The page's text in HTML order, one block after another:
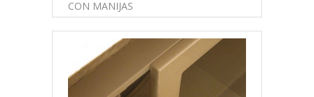
CON MANIJAS